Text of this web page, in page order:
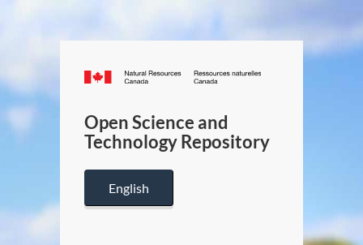
Canada.ca
/
Canada
Open Science and
Technology Repository
English